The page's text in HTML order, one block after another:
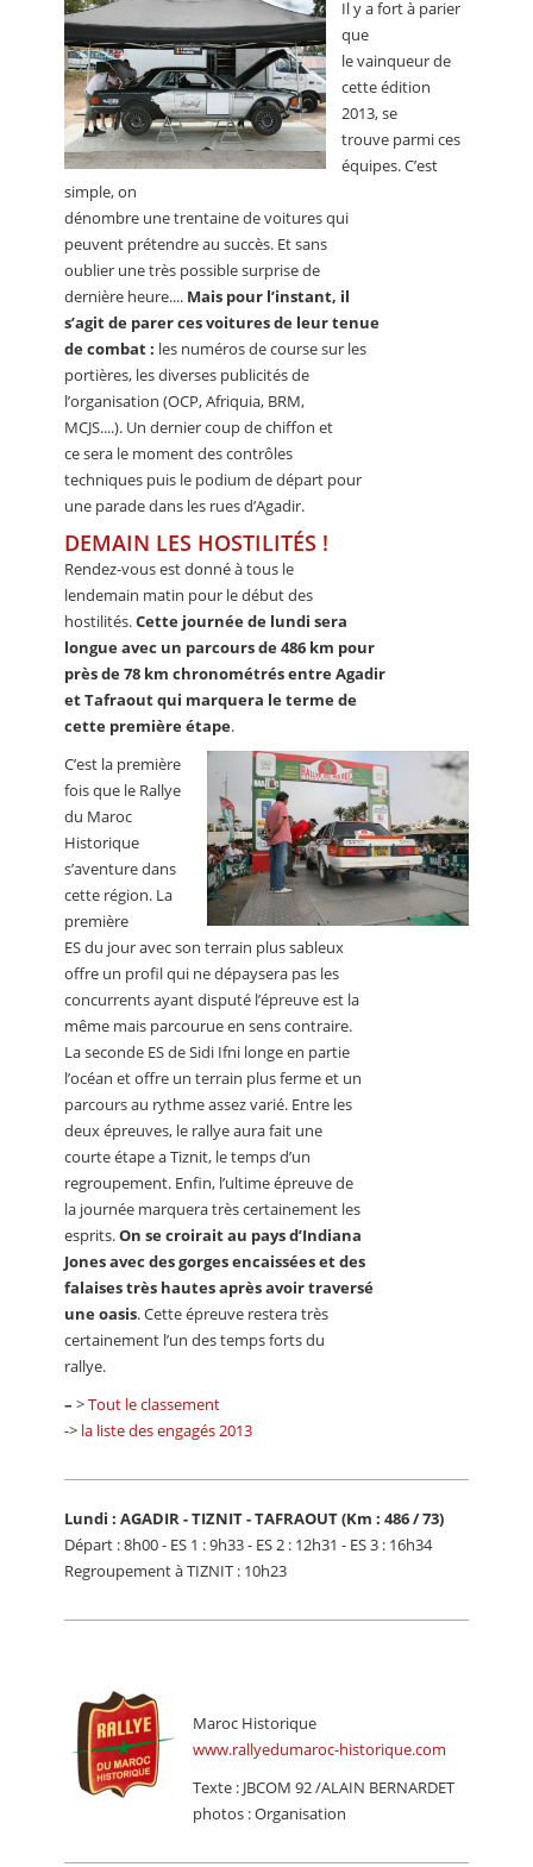
Il y a fort à parier
que
le vainqueur de
cette édition
2013, se
trouve parmi ces
équipes. C’est
simple, on
dénombre une trentaine de voitures qui
peuvent prétendre au succès. Et sans
oublier une très possible surprise de
dernière heure.... Mais pour l’instant, il
s’agit de parer ces voitures de leur tenue
de combat : les numéros de course sur les
portières, les diverses publicités de
l’organisation (OCP, Afriquia, BRM,
MCJS....). Un dernier coup de chiffon et
ce sera le moment des contrôles
techniques puis le podium de départ pour
une parade dans les rues d’Agadir.
DEMAIN LES HOSTILITÉS !
Rendez-vous est donné à tous le
lendemain matin pour le début des
hostilités.Cette journée de lundi sera
longue avec un parcours de 486 km pour
près de 78 km chronométrés entre Agadir
et Tafraout qui marquera le terme de
cette première étape.
C’est la première
fois que le Rallye
du Maroc
Historique
s’aventure dans
cette région. La
première
ES du jour avec son terrain plus sableux
offre un profil qui ne dépaysera pas les
concurrents ayant disputé l’épreuve est la
même mais parcourue en sens contraire.
La seconde ES de Sidi Ifni longe en partie
l’océan et offre un terrain plus ferme et un
parcours au rythme assez varié. Entre les
deux épreuves, le rallye aura fait une
courte étape a Tiznit, le temps d’un
regroupement. Enfin, l’ultime épreuve de
la journée marquera très certainement les
esprits.On se croirait au pays d’Indiana
Jones avec des gorges encaissées et des
falaises très hautes après avoir traversé
une oasis. Cette épreuve restera très
certainement l’un des temps forts du
rallye.
– >Tout le classement
-> la liste des engagés 2013
Lundi : AGADIR - TIZNIT - TAFRAOUT (Km : 486 / 73)
Départ : 8h00 - ES 1 : 9h33 - ES 2 : 12h31 - ES 3 : 16h34
Regroupement à TIZNIT : 10h23
Maroc Historique
www.rallyedumaroc-historique.com
Texte : JBCOM 92 /ALAIN BERNARDET
photos : Organisation